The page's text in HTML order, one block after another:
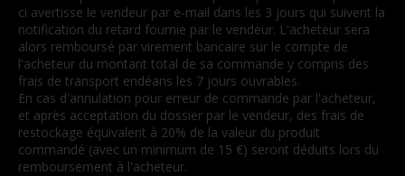
ci avertisse le vendeur par e-mail dans les 3 jours qui suivent la
notification du retard fournie par le vendeur. L'acheteur sera
alors remboursé par virement bancaire sur le compte de
l'acheteur du montant total de sa commande y compris des
frais de transport endéans les 7 jours ouvrables.
En cas d'annulation pour erreur de commande par l'acheteur,
et après acceptation du dossier par le vendeur, des frais de
restockage équivalent à 20% de la valeur du produit
commandé (avec un minimum de 15 €) seront déduits lors du
remboursement à l'acheteur.